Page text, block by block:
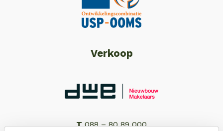
Verkoop
T 088 – 80 89 000